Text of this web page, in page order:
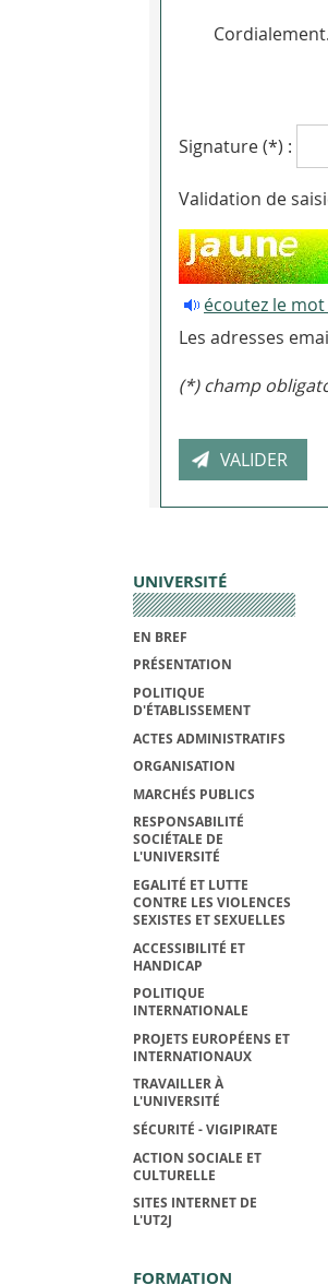
Cordialement.
Signature (*) :
Validation de
écoutez le
Les adresses
(*) champ
UNIVERSITÉ
EN BREF
PRÉSENTATION
POLITIQUE
D'ÉTABLISSEMENT
ACTES ADMINISTRATIFS
ORGANISATION
MARCHÉS PUBLICS
RESPONSABILITÉ
SOCIÉTALE DE
L'UNIVERSITÉ
EGALITÉ ET LUTTE
CONTRE LES VIOLENCES
SEXISTES ET SEXUELLES
ACCESSIBILITÉ ET
HANDICAP
POLITIQUE
INTERNATIONALE
PROJETS EUROPÉENS ET
INTERNATIONAUX
TRAVAILLER À
L'UNIVERSITÉ
SÉCURITÉ - VIGIPIRATE
ACTION SOCIALE ET
CULTURELLE
SITES INTERNET DE
L'UT2J
FORMATION